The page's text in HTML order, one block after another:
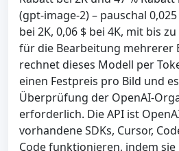
(gpt-image-2) – pauschal
bei 2K, 0,06 $ bei 4K, mit bis
für die Bearbeitung mehrerer
rechnet dieses Modell per
einen Festpreis pro Bild und
Überprüfung der OpenAI-
erforderlich. Die API ist
vorhandene SDKs, Cursor,
Code funktionieren, indem sie